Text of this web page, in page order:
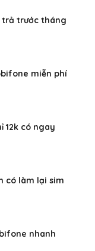
trả trước tháng
miễn phí
12k có ngay
có làm lại sim
nhanh